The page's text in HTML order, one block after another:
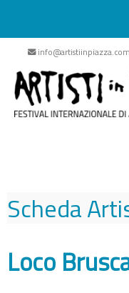
Vai
contenuto
Scheda
Loco